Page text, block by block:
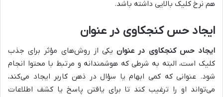
هم نرخ کلیک بالایی داشته باشد.
ایجاد حس کنجکاوی در عنوان
ایجاد حس کنجکاوی در عنوانیکی از روش‌های مؤثر برای جذب
کلیک است، البته به شرطی که هوشمندانه و مرتبط با محتوا انجام
شود. عنوانی که کمی ابهام یا سؤال در ذهن کاربر ایجاد می‌کند،
می‌تواند او را ترغیب کند تا برای یافتن پاسخ یا کشف اطلاعات